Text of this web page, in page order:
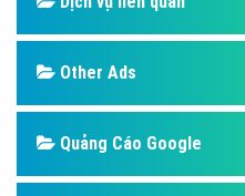
Other Ads
Quảng Cáo Google